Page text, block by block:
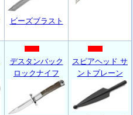
ビーズブラスト
デスタンバック
ロックナイフ
スピアヘッド サ
ントプレーン